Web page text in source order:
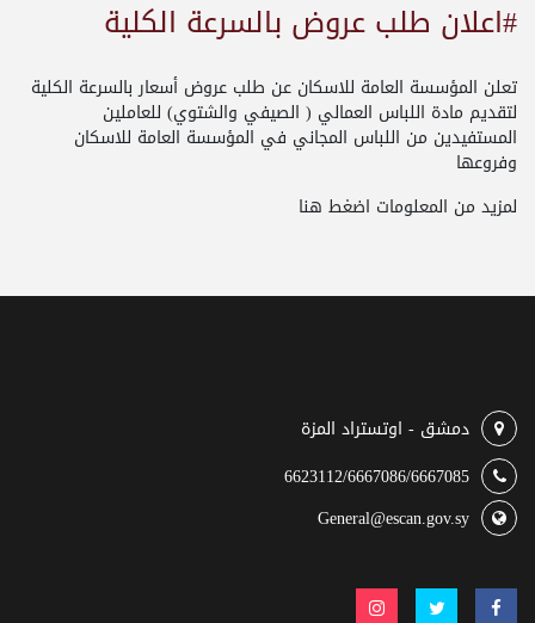
#اعلان طلب عروض بالسرعة الكلية
تعلن المؤسسة العامة للاسكان عن طلب عروض أسعار بالسرعة الكلية
لتقديم مادة اللباس العمالي ( الصيفي والشتوي) للعاملين
المستفيدين من اللباس المجاني في المؤسسة العامة للاسكان
وفروعها
لمزيد من المعلومات اضغط هنا
دمشق - اوتستراد المزة
6623112/6667086/6667085
General@escan.gov.sy